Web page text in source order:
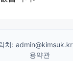
처: admin@kimsuk.kr
용약관